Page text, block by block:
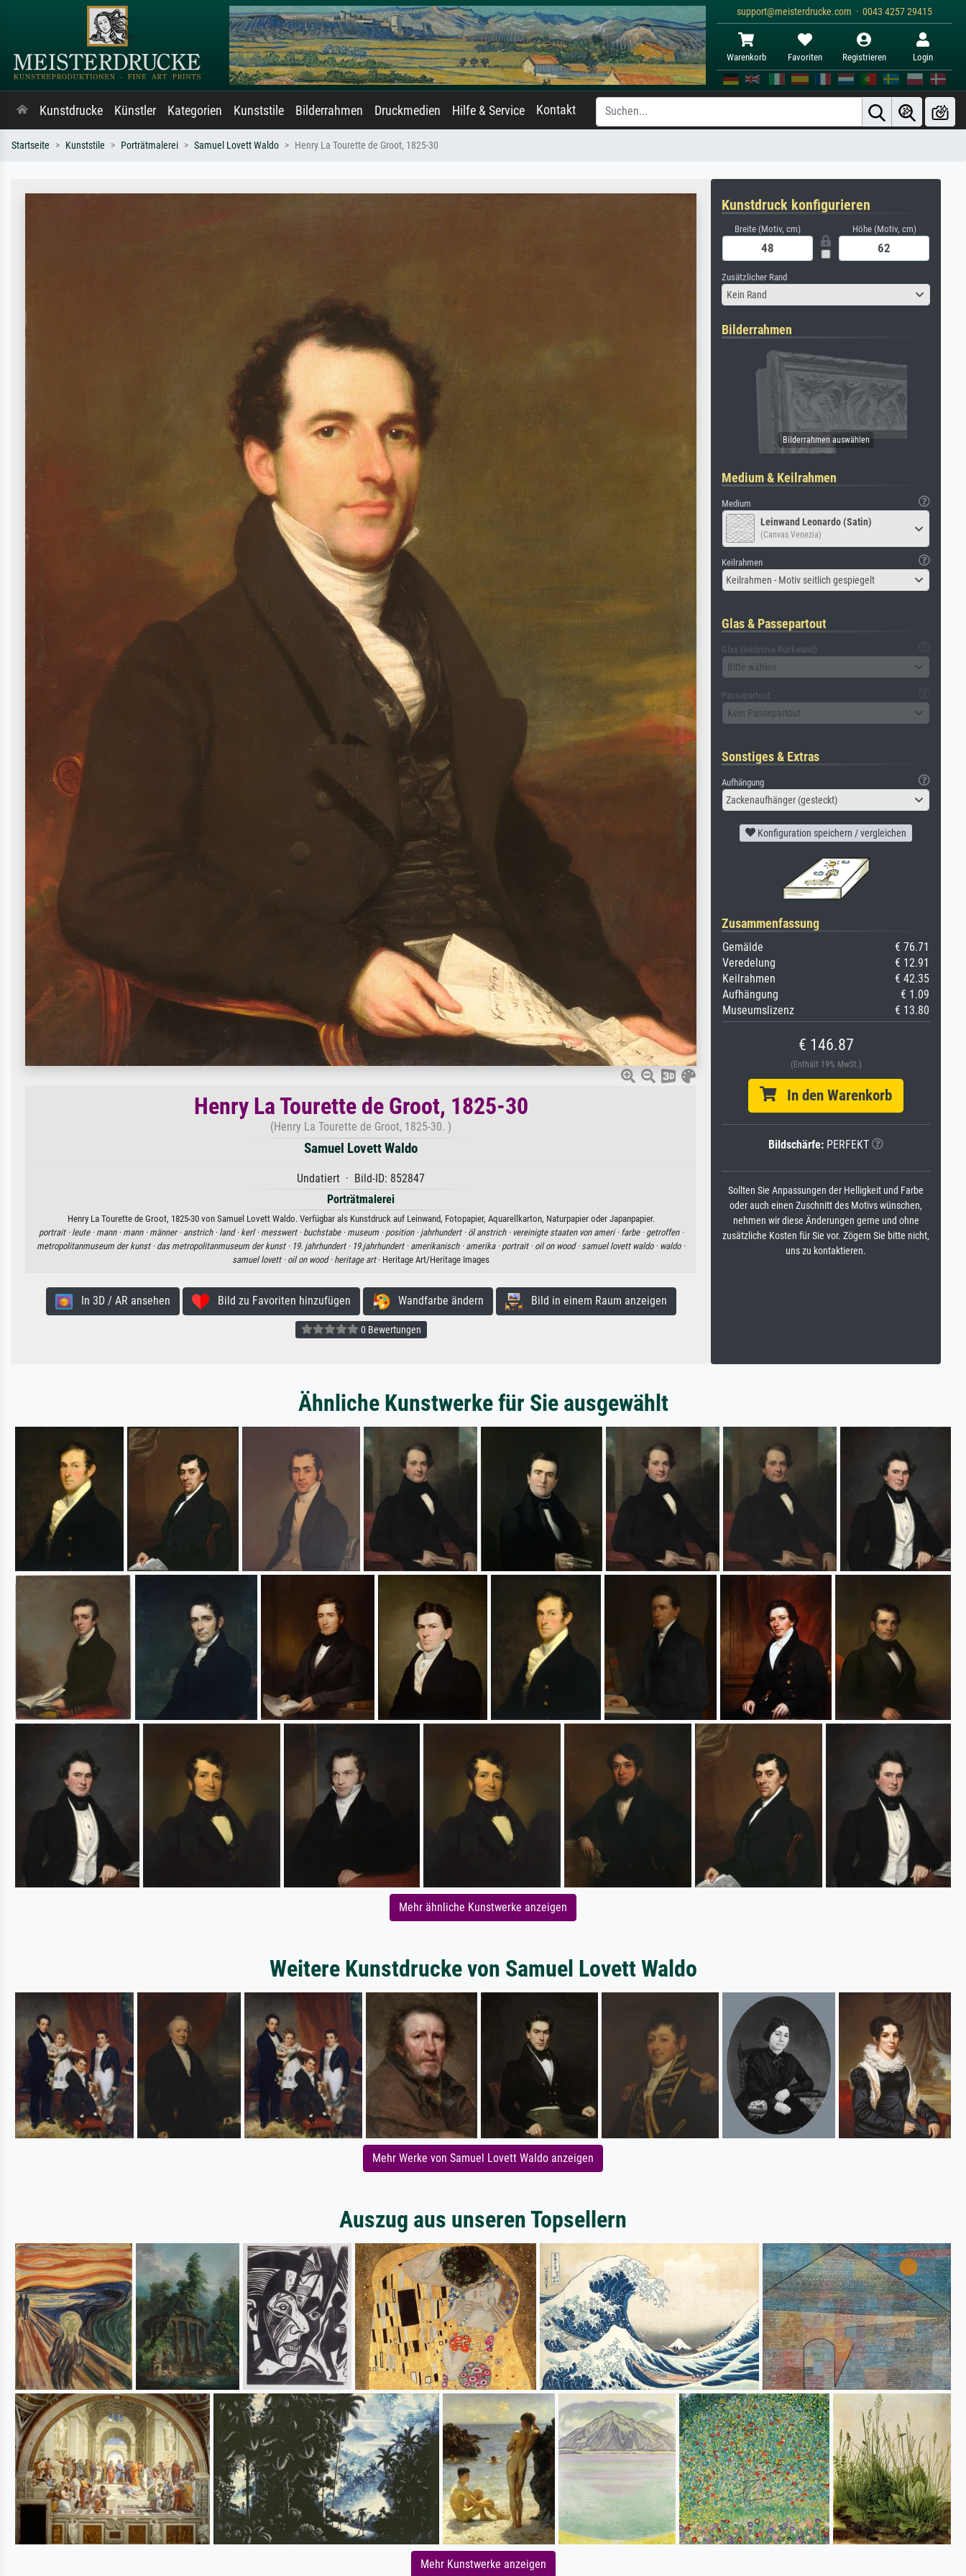
support@meisterdrucke.com · 0043 4257 29415
Warenkorb Favoriten Registrieren Login
Kunstdrucke Künstler Kategorien Kunststile Bilderrahmen Druckmedien Hilfe & Service Kontakt
Startseite Kunststile Porträtmalerei Samuel Lovett Waldo Henry La Tourette de Groot, 1825-30
Henry La Tourette de Groot, 1825-30
(Henry La Tourette de Groot, 1825-30. )
Samuel Lovett Waldo
Undatiert · Bild-ID: 852847
Porträtmalerei
Henry La Tourette de Groot, 1825-30 von Samuel Lovett Waldo. Verfügbar als Kunstdruck auf Leinwand, Fotopapier, Aquarellkarton, Naturpapier oder Japanpapier.
portrait · leute · mann · mann · männer · anstrich · land · kerl · messwert · buchstabe · museum · position · jahrhundert · öl anstrich · vereinigte staaten von ameri · farbe · getroffen ·
metropolitanmuseum der kunst · das metropolitanmuseum der kunst · 19. jahrhundert · 19.jahrhundert · amerikanisch · amerika · portrait · oil on wood · samuel lovett waldo · waldo ·
samuel lovett · oil on wood · heritage art· Heritage Art/Heritage Images
In 3D / AR ansehen Bild zu Favoriten hinzufügen Wandfarbe ändern Bild in einem Raum anzeigen
0 Bewertungen
Kunstdruck konfigurieren
Breite (Motiv, cm) Höhe (Motiv, cm)
Zusätzlicher Rand
Kein Rand
Bilderrahmen
Medium & Keilrahmen
Medium
Leinwand Leonardo (Satin)
(Canvas Venezia)
Keilrahmen
Keilrahmen - Motiv seitlich gespiegelt
Glas & Passepartout
Glas (inklusive Rückwand)
Bitte wählen
Passepartout
Kein Passepartout
Sonstiges & Extras
Aufhängung
Zackenaufhänger (gesteckt)
Konfiguration speichern / vergleichen
Zusammenfassung
Gemälde
€ 76.71
Veredelung
€ 12.91
Keilrahmen
€ 42.35
Aufhängung
€ 1.09
Museumslizenz
€ 13.80
€ 146.87
(Enthält 19% MwSt.)
In den Warenkorb
Bildschärfe: PERFEKT
Sollten Sie Anpassungen der Helligkeit und Farbe
oder auch einen Zuschnitt des Motivs wünschen,
nehmen wir diese Änderungen gerne und ohne
zusätzliche Kosten für Sie vor. Zögern Sie bitte nicht,
uns zu kontaktieren.
Ähnliche Kunstwerke für Sie ausgewählt
Mehr ähnliche Kunstwerke anzeigen
Weitere Kunstdrucke von Samuel Lovett Waldo
Mehr Werke von Samuel Lovett Waldo anzeigen
Auszug aus unseren Topsellern
Mehr Kunstwerke anzeigen